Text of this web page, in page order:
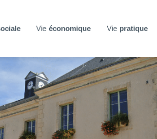
Vie économique Vie pratique